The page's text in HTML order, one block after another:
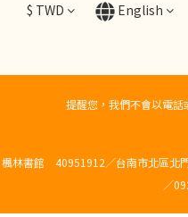
$ TWD English
提醒您，我們不會以電話
楓林書館 40951912／台南市北區北
／